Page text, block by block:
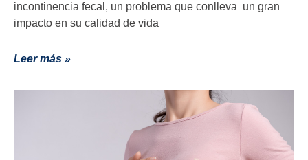
incontinencia fecal, un problema que conlleva un gran
impacto en su calidad de vida
Leer más »